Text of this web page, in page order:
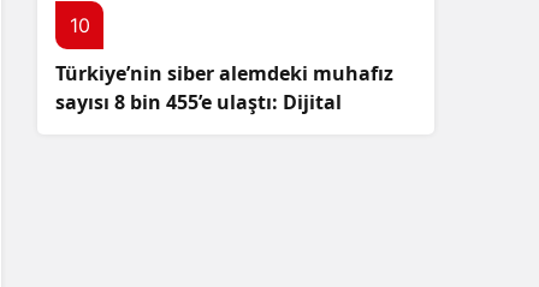
10
Türkiye’nin siber alemdeki muhafız
sayısı 8 bin 455’e ulaştı: Dijital